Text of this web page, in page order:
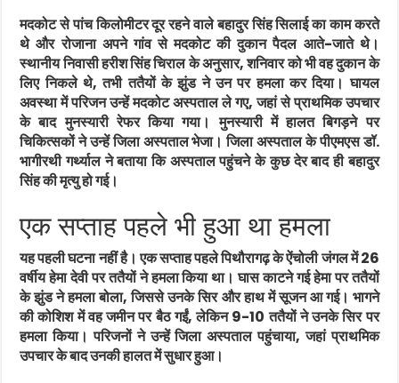
मदकोट से पांच किलोमीटर दूर रहने वाले बहादुर सिंह सिलाई का काम करते
थे और रोजाना अपने गांव से मदकोट की दुकान पैदल आते-जाते थे।
स्थानीय निवासी हरीश सिंह चिराल के अनुसार, शनिवार को भी वह दुकान के
लिए निकले थे, तभी ततैयों के झुंड ने उन पर हमला कर दिया। घायल
अवस्था में परिजन उन्हें मदकोट अस्पताल ले गए, जहां से प्राथमिक उपचार
के बाद मुनस्यारी रेफर किया गया। मुनस्यारी में हालत बिगड़ने पर
चिकित्सकों ने उन्हें जिला अस्पताल भेजा। जिला अस्पताल के पीएमएस डॉ.
भागीरथी गर्थ्याल ने बताया कि अस्पताल पहुंचने के कुछ देर बाद ही बहादुर
सिंह की मृत्यु हो गई।
एक सप्ताह पहले भी हुआ था हमला
यह पहली घटना नहीं है। एक सप्ताह पहले पिथौरागढ़ के ऐंचोली जंगल में 26
वर्षीय हेमा देवी पर ततैयों ने हमला किया था। घास काटने गई हेमा पर ततैयों
के झुंड ने हमला बोला, जिससे उनके सिर और हाथ में सूजन आ गई। भागने
की कोशिश में वह जमीन पर बैठ गईं, लेकिन 9-10 ततैयों ने उनके सिर पर
हमला किया। परिजनों ने उन्हें जिला अस्पताल पहुंचाया, जहां प्राथमिक
उपचार के बाद उनकी हालत में सुधार हुआ।